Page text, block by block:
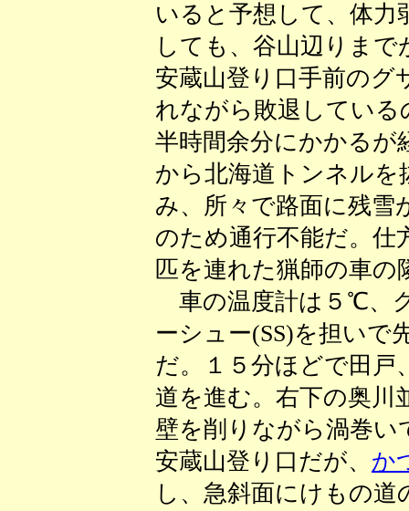
いると予想して、体力
しても、谷山辺りま
安蔵山登り口手前のグ
れながら敗退している
半時間余分にかかるが
から北海道トンネルを
み、所々で路面に残雪
のため通行不能だ。仕
匹を連れた猟師の車の
車の温度計は５℃、
ーシュー(SS)を担いで
だ。１５分ほどで田戸
道を進む。右下の奥川
壁を削りながら渦巻い
安蔵山登り口だが、 か
し、急斜面にけもの